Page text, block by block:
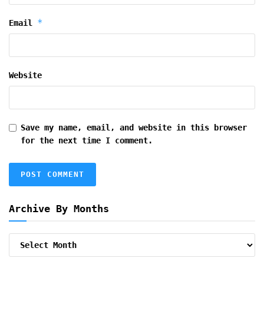
Email *
Website
Save my name, email, and website in this browser
for the next time I comment.
Archive By Months